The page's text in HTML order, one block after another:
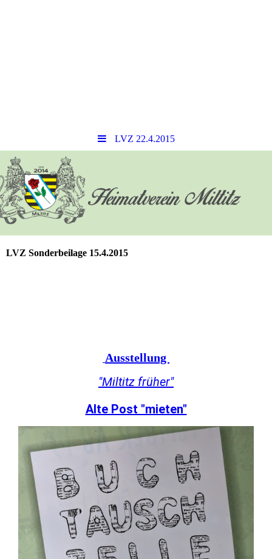
LVZ 22.4.2015
LVZ Sonderbeilage 15.4.2015
Ausstellung
"Miltitz früher"
Alte Post "mieten"